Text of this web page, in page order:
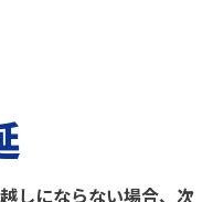
しにならない場合、次